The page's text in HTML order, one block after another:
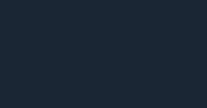
с мета-тегами,
извлечением
гипотез. Любая
ручную валидацию